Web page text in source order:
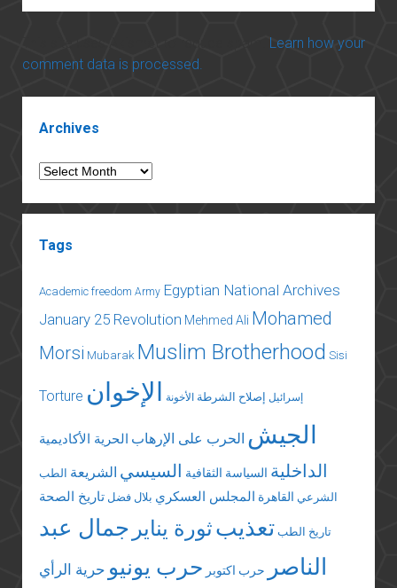
Learn how your
comment data is processed.
Archives
Archives
Tags
Academic freedom Army Egyptian National Archives
January 25 Revolution Mehmed Ali Mohamed
Morsi Mubarak Muslim Brotherhood Sisi
Torture إسرائيل إصلاح الشرطة الأخونة الإخوان
الجيش الحرب على الإرهاب الحرية الأكاديمية
الداخلية السياسة الثقافية السيسي الشريعة الطب
الشرعي القاهرة المجلس العسكري بلال فضل تاريخ الصحة
تاريخ الطب تعذيبثورة يناير جمال عبد
الناصر
حرب اكتوبر حرب يونيو حرية الرأي